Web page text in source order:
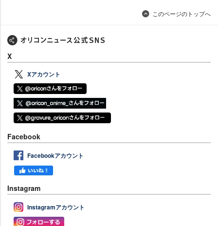
このページのトップへ
X
Xアカウント
Facebook
Facebookアカウント
Instagram
Instagramアカウント